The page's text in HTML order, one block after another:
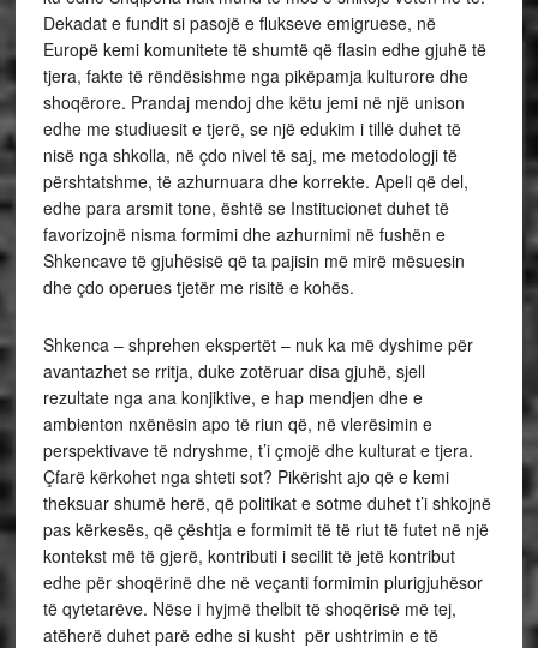
Dekadat e fundit si pasojë e flukseve emigruese, në
Europë kemi komunitete të shumtë që flasin edhe gjuhë të
tjera, fakte të rëndësishme nga pikëpamja kulturore dhe
shoqërore. Prandaj mendoj dhe këtu jemi në një unison
edhe me studiuesit e tjerë, se një edukim i tillë duhet të
nisë nga shkolla, në çdo nivel të saj, me metodologji të
përshtatshme, të azhurnuara dhe korrekte. Apeli që del,
edhe para arsmit tone, është se Institucionet duhet të
favorizojnë nisma formimi dhe azhurnimi në fushën e
Shkencave të gjuhësisë që ta pajisin më mirë mësuesin
dhe çdo operues tjetër me risitë e kohës.
Shkenca – shprehen ekspertët – nuk ka më dyshime për
avantazhet se rritja, duke zotëruar disa gjuhë, sjell
rezultate nga ana konjiktive, e hap mendjen dhe e
ambienton nxënësin apo të riun që, në vlerësimin e
perspektivave të ndryshme, t’i çmojë dhe kulturat e tjera.
Çfarë kërkohet nga shteti sot? Pikërisht ajo që e kemi
theksuar shumë herë, që politikat e sotme duhet t’i shkojnë
pas kërkesës, që çështja e formimit të të riut të futet në një
kontekst më të gjerë, kontributi i secilit të jetë kontribut
edhe për shoqërinë dhe në veçanti formimin plurigjuhësor
të qytetarëve. Nëse i hyjmë thelbit të shoqërisë më tej,
atëherë duhet parë edhe si kusht për ushtrimin e të